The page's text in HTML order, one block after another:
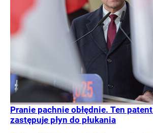
Pranie pachnie obłędnie. Ten
zastępuje płyn do płukania